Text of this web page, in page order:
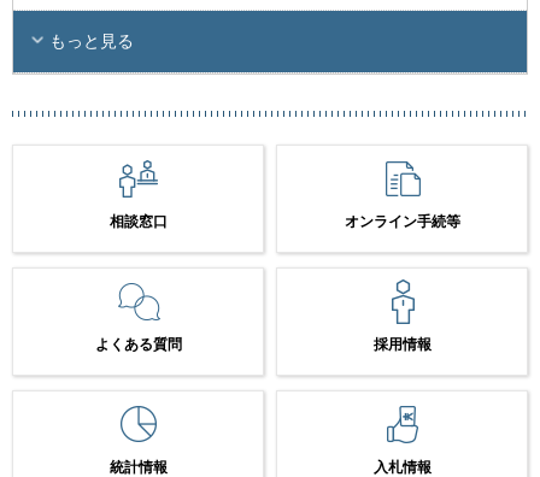
もっと見る
相談窓口 オンライン手続等
よくある質問 採用情報
統計情報 入札情報